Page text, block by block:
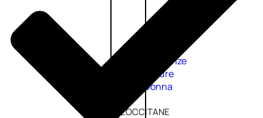
Fragranze
Nature
Donna
L’OCCITANE